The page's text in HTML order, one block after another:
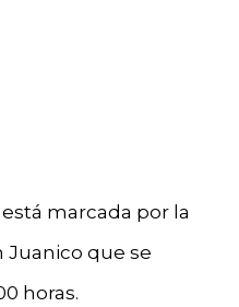
marcada por la
Juanico que se
horas.